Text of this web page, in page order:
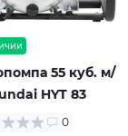
55 куб. м/
HYT 83
0